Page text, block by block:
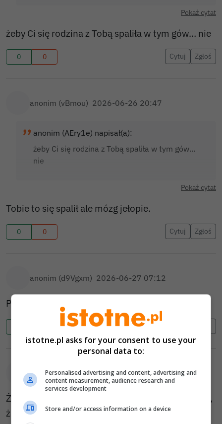
Pokaż cytat
żeby Ci się rodzina z Tobą spaliła w tym gów… nie
0 0 Cytuj Zgłoś
anonim (vBmou) 2026-06-26 20:47
anonim (AEry1e) napisał(a):
żeby Ci się rodzina z Tobą spaliła w tym gów…
nie
Pokaż cytat
Tobie to się spalił ale mózg jełopie.
0 0 Cytuj Zgłoś
anonim (d9Vgxm) 2026-06-27 07:12
Planeta płonie… tak muwio Iewaki
anonim (qnPRY) 2026-06-27 11:34
Żadna planeta nie płonie, przyszło lato i mamy to,
żadnego końca świata nie będzie, ktoś głupoty
istotne.pl asks for your consent to use your
personal data to:
Personalised advertising and content, advertising and
content measurement, audience research and
services development
Store and/or access information on a device